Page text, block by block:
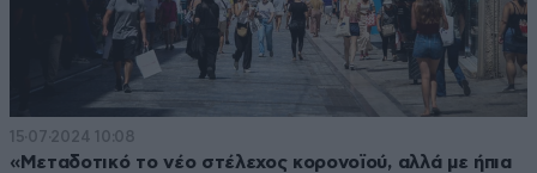
15·07·2024 10:08
«Μεταδοτικό το νέο στέλεχος κορονοϊού, αλλά με ήπια